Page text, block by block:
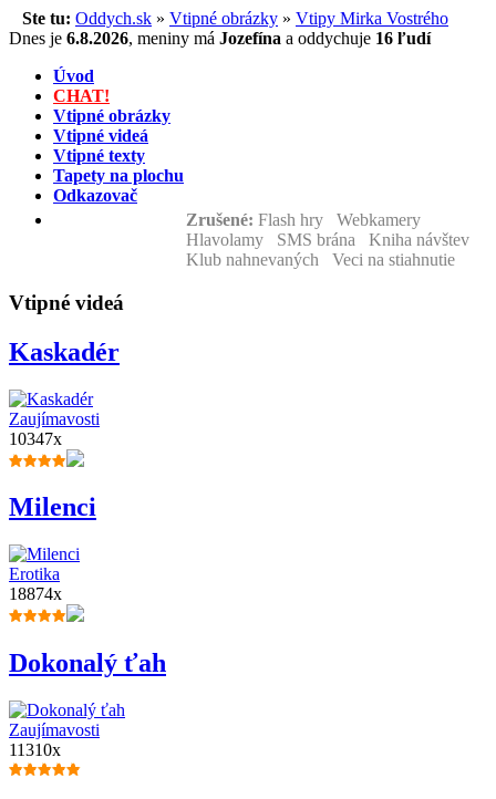
Ste tu: Oddych.sk » Vtipné obrázky » Vtipy Mirka Vostrého
Dnes je 6.8.2026, meniny má Jozefína a oddychuje 16 ľudí
Úvod
CHAT!
Vtipné obrázky
Vtipné videá
Vtipné texty
Tapety na plochu
Odkazovač
Zrušené: Flash hry Webkamery
Hlavolamy SMS brána Kniha návštev
Klub nahnevaných Veci na stiahnutie
Vtipné videá
Kaskadér
Zaujímavosti
10347x
Milenci
Erotika
18874x
Dokonalý ťah
Zaujímavosti
11310x